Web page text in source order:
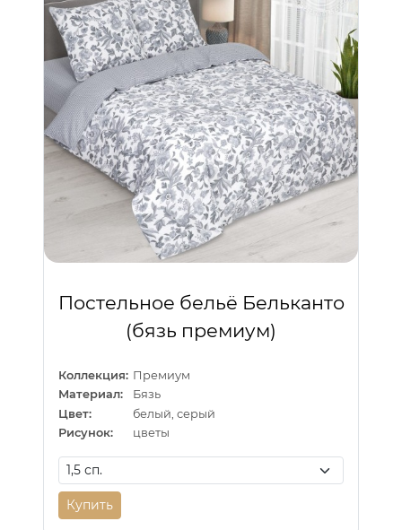
Постельное бельё Бельканто
(бязь премиум)
Коллекция: Премиум
Материал:
Бязь
Цвет:
белый, серый
Рисунок:
цветы
Купить